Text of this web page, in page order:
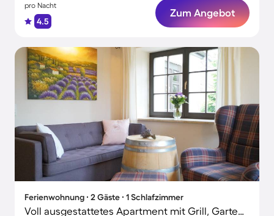
pro Nacht
4.5
Zum Angebot
Ferienwohnung ∙ 2 Gäste ∙ 1 Schlafzimmer
Voll ausgestattetes Apartment mit Grill, Garten und Pool | Gartenblick